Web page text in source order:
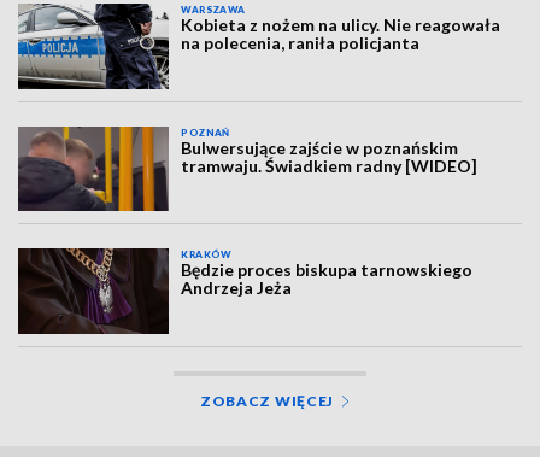
WARSZAWA
Kobieta z nożem na ulicy. Nie reagowała
na polecenia, raniła policjanta
POZNAŃ
Bulwersujące zajście w poznańskim
tramwaju. Świadkiem radny [WIDEO]
KRAKÓW
Będzie proces biskupa tarnowskiego
Andrzeja Jeża
ZOBACZ WIĘCEJ